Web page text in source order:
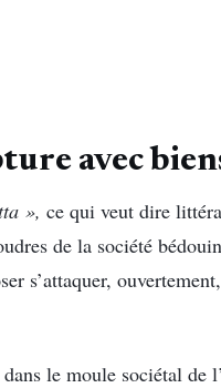
avec
», ce qui veut dire
de la société
s’attaquer,
le moule sociétal de